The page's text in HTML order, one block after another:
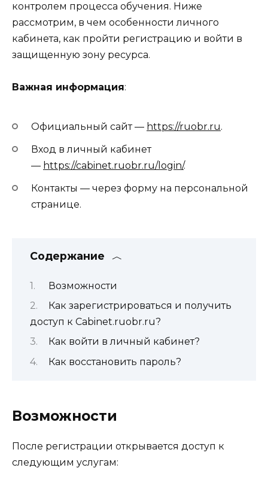
контролем процесса обучения. Ниже
рассмотрим, в чем особенности личного
кабинета, как пройти регистрацию и войти в
защищенную зону ресурса.
Важная информация:
Официальный сайт — https://ruobr.ru.
Вход в личный кабинет
— https://cabinet.ruobr.ru/login/.
Контакты — через форму на персональной
странице.
Содержание
Возможности
Как зарегистрироваться и получить
доступ к Cabinet.ruobr.ru?
Как войти в личный кабинет?
Как восстановить пароль?
Возможности
После регистрации открывается доступ к
следующим услугам: